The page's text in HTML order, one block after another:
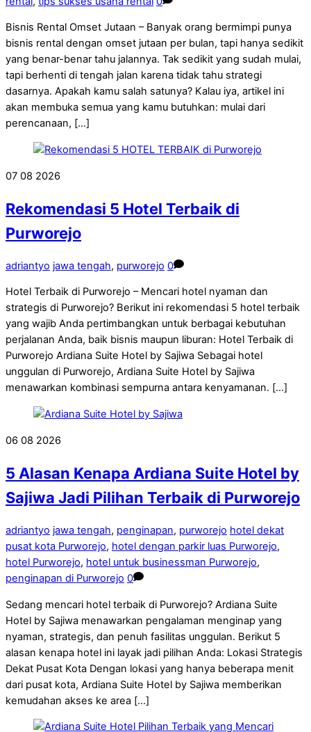
Bisnis Rental Omset Jutaan – Banyak orang bermimpi punya
bisnis rental dengan omset jutaan per bulan, tapi hanya sedikit
yang benar-benar tahu jalannya. Tak sedikit yang sudah mulai,
tapi berhenti di tengah jalan karena tidak tahu strategi
dasarnya. Apakah kamu salah satunya? Kalau iya, artikel ini
akan membuka semua yang kamu butuhkan: mulai dari
perencanaan, […]
07 08 2026
Rekomendasi 5 Hotel Terbaik di
Purworejo
adriantyo jawa tengah, purworejo 0
Hotel Terbaik di Purworejo – Mencari hotel nyaman dan
strategis di Purworejo? Berikut ini rekomendasi 5 hotel terbaik
yang wajib Anda pertimbangkan untuk berbagai kebutuhan
perjalanan Anda, baik bisnis maupun liburan: Hotel Terbaik di
Purworejo Ardiana Suite Hotel by Sajiwa Sebagai hotel
unggulan di Purworejo, Ardiana Suite Hotel by Sajiwa
menawarkan kombinasi sempurna antara kenyamanan. […]
06 08 2026
5 Alasan Kenapa Ardiana Suite Hotel by
Sajiwa Jadi Pilihan Terbaik di Purworejo
adriantyo jawa tengah, penginapan, purworejo hotel dekat
pusat kota Purworejo, hotel dengan parkir luas Purworejo,
hotel Purworejo, hotel untuk businessman Purworejo,
penginapan di Purworejo 0
Sedang mencari hotel terbaik di Purworejo? Ardiana Suite
Hotel by Sajiwa menawarkan pengalaman menginap yang
nyaman, strategis, dan penuh fasilitas unggulan. Berikut 5
alasan kenapa hotel ini layak jadi pilihan Anda: Lokasi Strategis
Dekat Pusat Kota Dengan lokasi yang hanya beberapa menit
dari pusat kota, Ardiana Suite Hotel by Sajiwa memberikan
kemudahan akses ke area […]